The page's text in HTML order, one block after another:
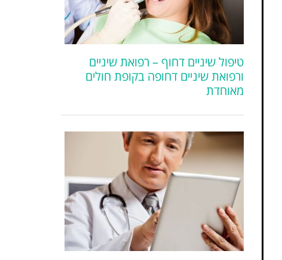
טיפול שיניים דחוף – רפואת שיניים
ורפואת שיניים דחופה בקופת חולים
מאוחדת